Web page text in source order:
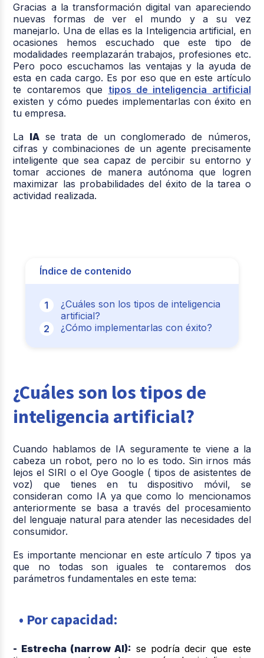
Gracias a la transformación digital van apareciendo
nuevas formas de ver el mundo y a su vez
manejarlo. Una de ellas es la Inteligencia artificial, en
ocasiones hemos escuchado que este tipo de
modalidades reemplazarán trabajos, profesiones etc.
Pero poco escuchamos las ventajas y la ayuda de
esta en cada cargo. Es por eso que en este artículo
te contaremos que tipos de inteligencia artificial
existen y cómo puedes implementarlas con éxito en
tu empresa.
La IA se trata de un conglomerado de números,
cifras y combinaciones de un agente precisamente
inteligente que sea capaz de percibir su entorno y
tomar acciones de manera autónoma que logren
maximizar las probabilidades del éxito de la tarea o
actividad realizada.
Índice de contenido
¿Cuáles son los tipos de inteligencia
artificial?
¿Cómo implementarlas con éxito?
¿Cuáles son los tipos de
inteligencia artificial?
Cuando hablamos de IA seguramente te viene a la
cabeza un robot, pero no lo es todo. Sin irnos más
lejos el SIRI o el Oye Google ( tipos de asistentes de
voz) que tienes en tu dispositivo móvil, se
consideran como IA ya que como lo mencionamos
anteriormente se basa a través del procesamiento
del lenguaje natural para atender las necesidades del
consumidor.
Es importante mencionar en este artículo 7 tipos ya
que no todas son iguales te contaremos dos
parámetros fundamentales en este tema:
• Por capacidad:
- Estrecha (narrow AI): se podría decir que este